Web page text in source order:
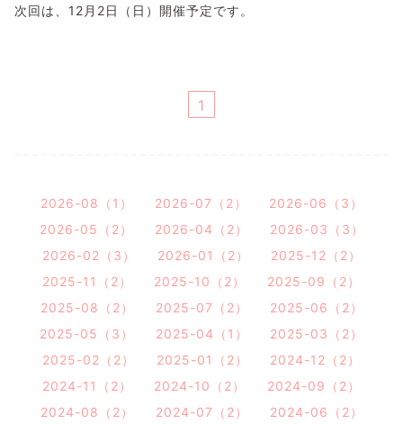
次回は、12月2日（日）開催予定です。
1
2026-08（1） 2026-07（2）
2026-06（3）
2026-05（2）
2026-04（2）
2026-03（3）
2026-02（3）
2026-01（2）
2025-12（2）
2025-11（2）
2025-10（2）
2025-09（2）
2025-08（2）
2025-07（2）
2025-06（2）
2025-05（3）
2025-04（1）
2025-03（2）
2025-02（2）
2025-01（2）
2024-12（2）
2024-11（2）
2024-10（2）
2024-09（2）
2024-08（2）
2024-07（2）
2024-06（2）